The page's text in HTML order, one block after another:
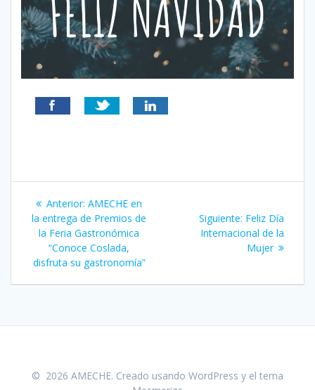
Navegación
de
entradas
Anterior: Entrada
anterior:
AMECHE en
la entrega de Premios de
la Feria Gastronómica
“Conoce Coslada,
disfruta su gastronomía”
Siguiente: Siguiente
entrada:
Feliz Día
Internacional de la
Mujer
© 2026 AMECHE. Creado usando WordPress y el tema